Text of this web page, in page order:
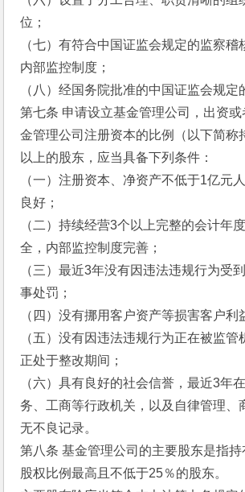
位；
（七）有符合中国证监会规定的监察稽
内部监控制度；
（八）经国务院批准的中国证监会规定
第七条 申请设立基金管理公司，出资
金管理公司注册资本的比例（以下简称
以上的股东，应当具备下列条件：
（一）注册资本、净资产不低于1亿元
良好；
（二）持续经营3个以上完整的会计年
全，内部监控制度完善；
（三）最近3年没有因违法违规行为受
事处罚；
（四）没有挪用客户资产等损害客户利
（五）没有因违法违规行为正在被监管
正处于整改期间；
（六）具有良好的社会信誉，最近3年
务、工商等行政机关，以及自律管理、
无不良记录。
第八条 基金管理公司的主要股东是指持
股权比例最高且不低于25％的股东。